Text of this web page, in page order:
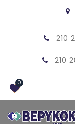
210
210
0
Αποδοχή